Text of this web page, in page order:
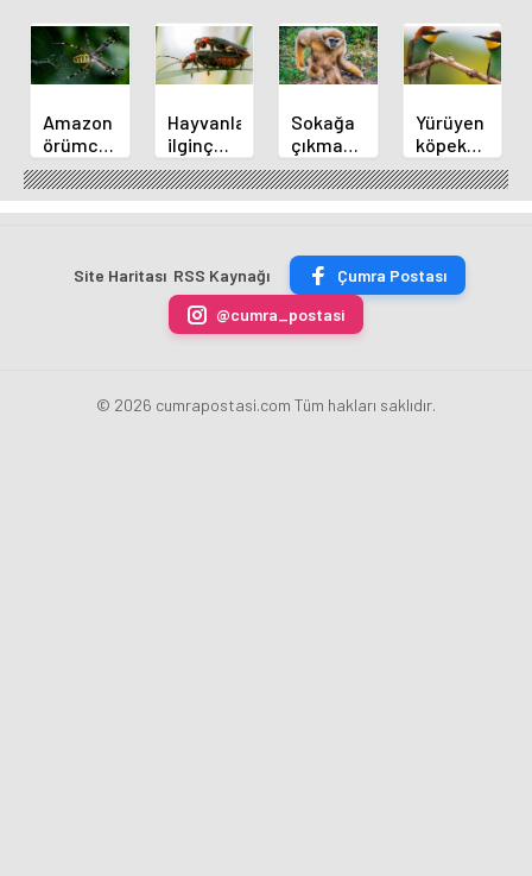
Amazon
örümceklerinin
esrarengiz
dünyalarına
gitmeye
Hayvanların
ilginç
çiftleşme
biçimlerini
National
Sokağa
çıkma
yasaklarından
sonra
köpek
arttı
Yürüyen
köpek
balığı
bilim
insanlarını
Site Haritası RSS Kaynağı
Çumra Postası
@cumra_postasi
© 2026 cumrapostasi.com Tüm hakları saklıdır.